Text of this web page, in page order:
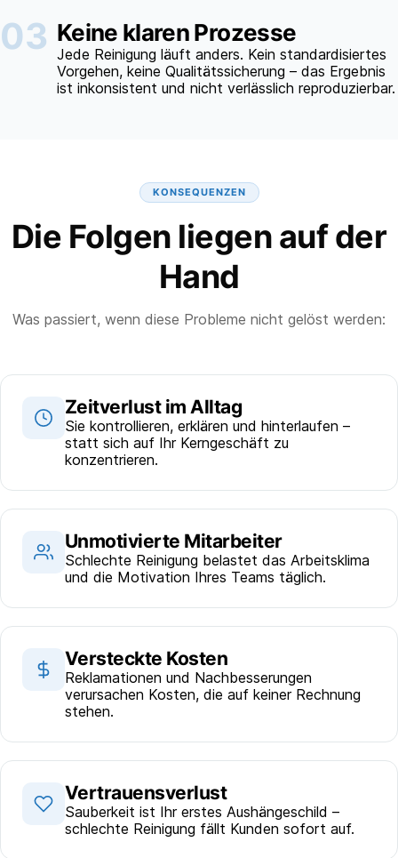
03 Keine klaren Prozesse
Jede Reinigung läuft anders. Kein standardisiertes
Vorgehen, keine Qualitätssicherung – das Ergebnis
ist inkonsistent und nicht verlässlich reproduzierbar.
KONSEQUENZEN
Die Folgen liegen auf der
Hand
Was passiert, wenn diese Probleme nicht gelöst werden:
Zeitverlust im Alltag
Sie kontrollieren, erklären und hinterlaufen –
statt sich auf Ihr Kerngeschäft zu
konzentrieren.
Unmotivierte Mitarbeiter
Schlechte Reinigung belastet das Arbeitsklima
und die Motivation Ihres Teams täglich.
Versteckte Kosten
Reklamationen und Nachbesserungen
verursachen Kosten, die auf keiner Rechnung
stehen.
Vertrauensverlust
Sauberkeit ist Ihr erstes Aushängeschild –
schlechte Reinigung fällt Kunden sofort auf.